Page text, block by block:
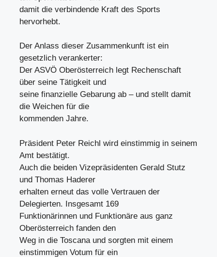
damit die verbindende Kraft des Sports
hervorhebt.
Der Anlass dieser Zusammenkunft ist ein
gesetzlich verankerter:
Der ASVÖ Oberösterreich legt Rechenschaft
über seine Tätigkeit und
seine finanzielle Gebarung ab – und stellt damit
die Weichen für die
kommenden Jahre.
Präsident Peter Reichl wird einstimmig in seinem
Amt bestätigt.
Auch die beiden Vizepräsidenten Gerald Stutz
und Thomas Haderer
erhalten erneut das volle Vertrauen der
Delegierten. Insgesamt 169
Funktionärinnen und Funktionäre aus ganz
Oberösterreich fanden den
Weg in die Toscana und sorgten mit einem
einstimmigen Votum für ein